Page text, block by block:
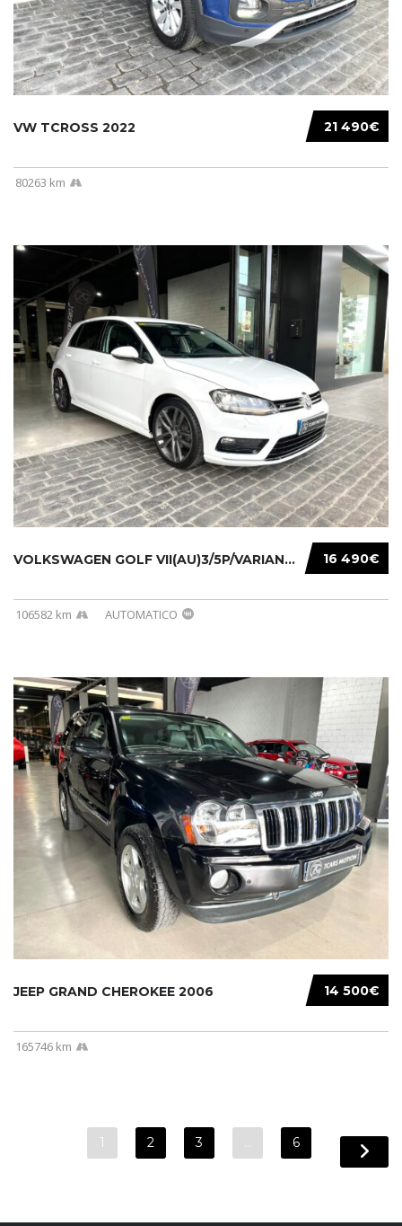
21 490€
VW TCROSS 2022
80263 km
16 490€
VOLKSWAGEN GOLF VII(AU)3/5P/VARIANT(12-16 20...
106582 km AUTOMATICO
14 500€
JEEP GRAND CHEROKEE 2006
165746 km
1 2 3 … 6